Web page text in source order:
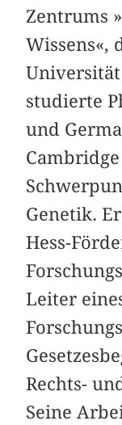
Zentrums
Wissens«,
studierte
und
Genetik.
Hess-
Leiter
Rechts-
Seine